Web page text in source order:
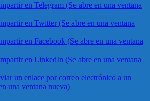
en Telegram (Se abre en una ventana
en Twitter (Se abre en una ventana
en Facebook (Se abre en una ventana
en LinkedIn (Se abre en una ventana
un enlace por correo electrónico a un
una ventana nueva)